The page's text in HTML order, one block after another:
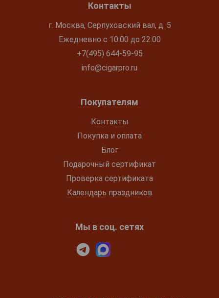
Контакты
г. Москва, Серпуховский вал, д. 5
Ежедневно с 10:00 до 22:00
+7(495) 644-59-95
info@cigarpro.ru
Покупателям
Контакты
Покупка и оплата
Блог
Подарочный сертификат
Проверка сертификата
Календарь праздников
Мы в соц. сетях